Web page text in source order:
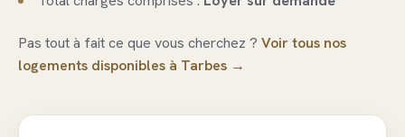
Pas tout à fait ce que vous cherchez ? Voir tous nos
logements disponibles à Tarbes →